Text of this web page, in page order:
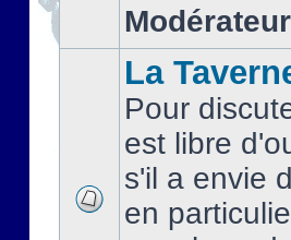
La
Pour
est libre
s'il a envie
en